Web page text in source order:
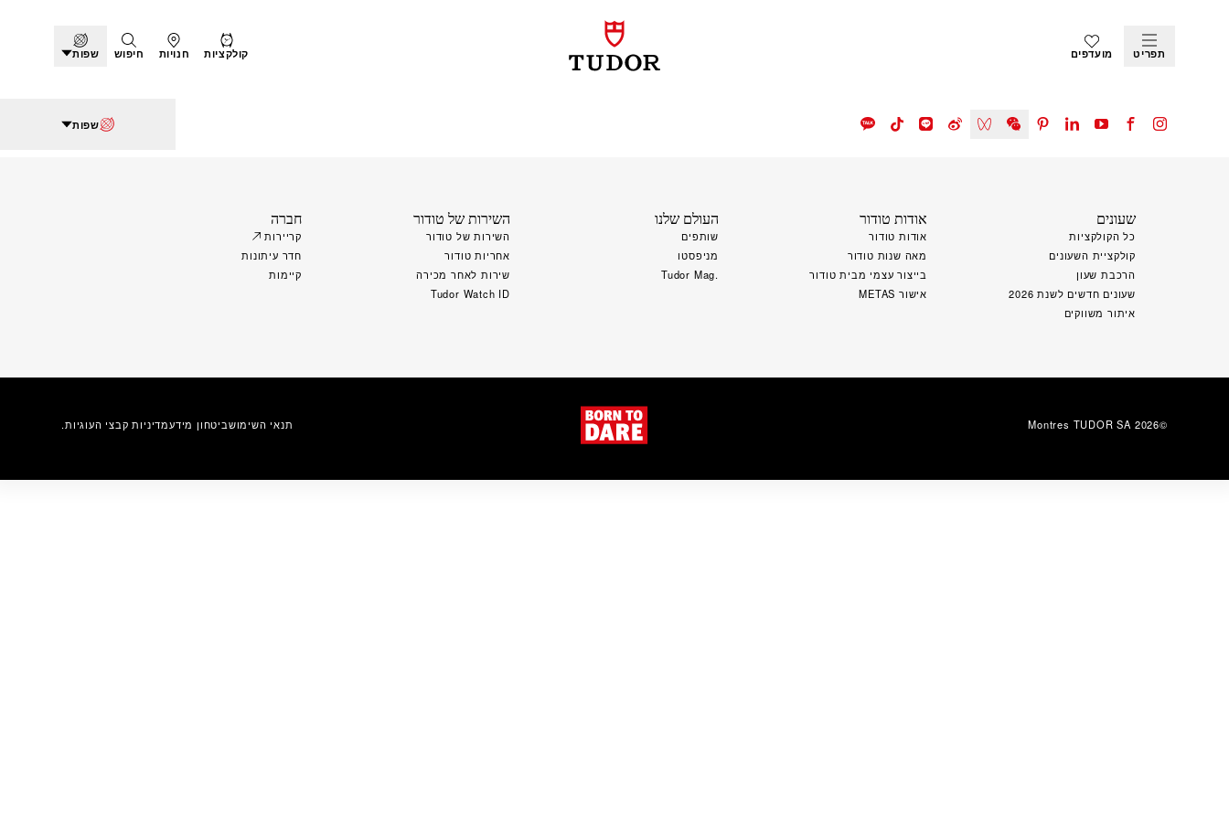
תפריט מועדפים קולקציות חנויות חיפוש שפות
שעונים
כל הקולקציות
קולקציית השעונים
הרכבת שעון
שעונים חדשים לשנת 2026
איתור משווקים
אודות טודור
אודות טודור
מאה שנות טודור
בייצור עצמי מבית טודור
אישור METAS
העולם שלנו
שותפים
מניפסטו
.Tudor Mag
השירות של טודור
השירות של טודור
אחריות טודור
שירות לאחר מכירה
Tudor Watch ID
חברה
קריירות
חדר עיתונות
קיימות
שפות
תנאי השימושביטחון מידעמדיניות קבצי העוגיות. ©2026 Montres TUDOR SA